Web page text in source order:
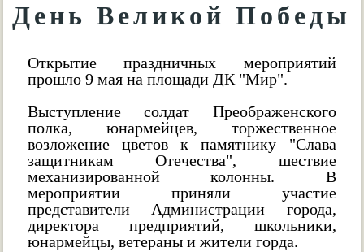
День Великой Победы
Открытие праздничных мероприятий
прошло 9 мая на площади ДК "Мир".
Выступление солдат Преображенского
полка, юнармейцев, торжественное
возложение цветов к памятнику "Слава
защитникам Отечества", шествие
механизированной колонны. В
мероприятии приняли участие
представители Администрации города,
директора предприятий, школьники,
юнармейцы, ветераны и жители горда.